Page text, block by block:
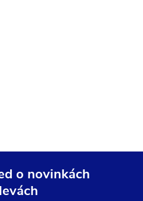
o novinkách